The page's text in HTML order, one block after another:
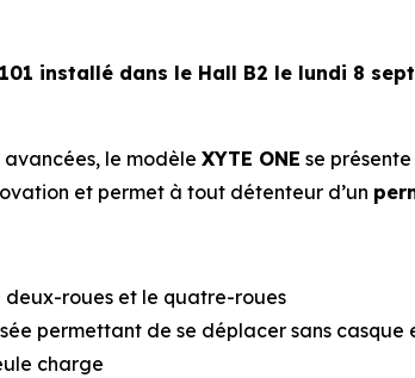
installé dans le Hall B2 le lundi 8
le modèle XYTE ONE se
et permet à tout détenteur d’un
roues et le quatre-roues
permettant de se déplacer sans casque
charge